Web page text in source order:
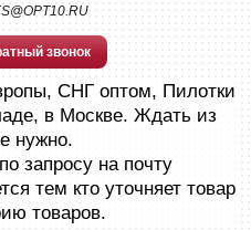
звонок
СНГ оптом, Пилотки
в Москве. Ждать из
нужно.
запросу на почту
тем кто уточняет товар
товаров.